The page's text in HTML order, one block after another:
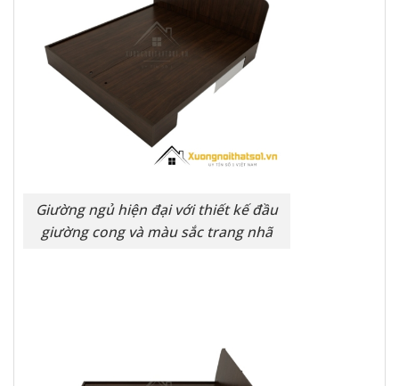
Giường ngủ hiện đại với thiết kế đầu
giường cong và màu sắc trang nhã